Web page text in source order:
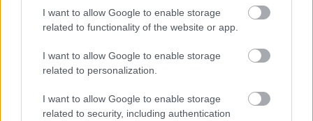
I want to allow Google to enable storage
related to functionality of the website or app.
I want to allow Google to enable storage
related to personalization.
I want to allow Google to enable storage
related to security, including authentication